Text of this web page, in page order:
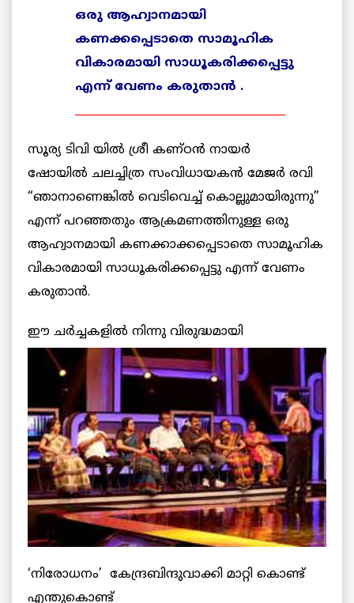
ഒരു ആഹ്വാനമായി
കണക്കപ്പെടാതെ സാമൂഹിക
വികാരമായി സാധൂകരിക്കപ്പെട്ടു
എന്ന് വേണം കരുതാന് ‍ .
______________________________________
സൂര്യ ടിവി യില്‍ ശ്രീ കണ്ഠന്‍ നായര്‍
ഷോയില്‍ ചലച്ചിത്ര സംവിധായകന്‍ മേജര്‍ രവി
“ഞാനാണെങ്കില്‍ വെടിവെച്ച് കൊല്ലുമായിരുന്നു”
എന്ന് പറഞ്ഞതും ആക്രമണത്തിനുള്ള ഒരു
ആഹ്വാനമായി കണക്കാക്കപ്പെടാതെ സാമൂഹിക
വികാരമായി സാധൂകരിക്കപ്പെട്ടു എന്ന് വേണം
കരുതാന്‍.
ഈ ചര്‍ച്ചകളില്‍ നിന്നു വിരുദ്ധമായി
‘നിരോധനം’ കേന്ദ്രബിന്ദുവാക്കി മാറ്റി കൊണ്ട്
എന്തുകൊണ്ട്‌